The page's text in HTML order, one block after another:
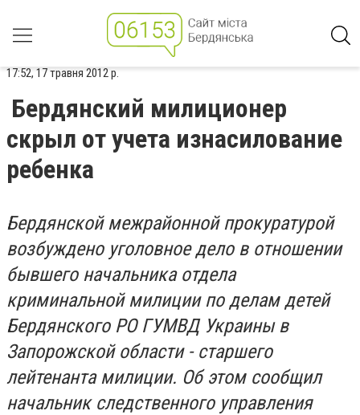
17:52, 17 травня 2012 р.
Бердянский милиционер
скрыл от учета изнасилование
ребенка
Бердянской межрайонной прокуратурой
возбуждено уголовное дело в отношении
бывшего начальника отдела
криминальной милиции по делам детей
Бердянского РО ГУМВД Украины в
Запорожской области - старшего
лейтенанта милиции. Об этом сообщил
начальник следственного управления